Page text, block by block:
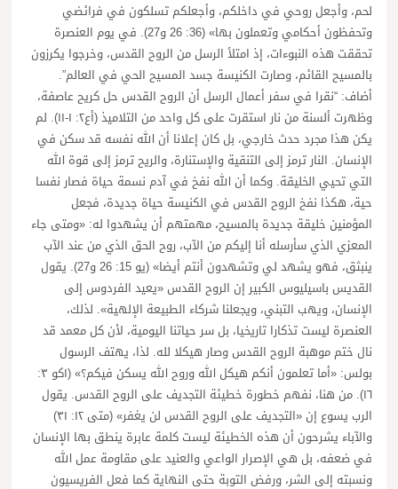
لحم، وأجعل روحي في داخلكم، وأجعلكم تسلكون في فرائضي
وتحفظون أحكامي وتعملون بها» (36: 26 و27). في يوم العنصرة
تحققت هذه النبوءات، إذ امتلأ الرسل من الروح القدس، وخرجوا يكرزون
بالمسيح القائم، وصارت الكنيسة جسد المسيح الحي في العالم”.
أضاف: “نقرا في سفر أعمال الرسل أن الروح القدس حل كريح عاصفة،
وظهرت ألسنة من نار استقرت على كل واحد من التلاميذ (أع٢: ١-١١). لم
يكن هذا مجرد حدث خارجي، بل كان إعلانا أن الله نفسه قد سكن في
الإنسان. النار ترمز إلى التنقية والإستنارة، والريح ترمز إلى قوة الله
التي تحيي الخليقة. وكما أن الله نفخ في آدم نسمة حياة فصار نفسا
حية، هكذا نفخ الروح القدس في الكنيسة حياة جديدة، فجعل
المؤمنين خليقة جديدة بالمسيح، مهمتهم أن يشهدوا له: «ومتى جاء
المعزي الذي سأرسله أنا إليكم من الآب، روح الحق الذي من عند الآب
ينبثق، فهو يشهد لي وتشهدون أنتم أيضا» (يو 15: 26 و27). يقول
القديس باسيليوس الكبير إن الروح القدس «يعيد الفردوس إلى
الإنسان، ويهب التبني، ويجعلنا شركاء الطبيعة الإلهية». لذلك،
العنصرة ليست تذكارا تاريخيا، بل سر حياتنا اليومية، لأن كل معمد قد
نال ختم موهبة الروح القدس وصار هيكلا لله. لذا، يهتف الرسول
بولس: «أما تعلمون أنكم هيكل الله وروح الله يسكن فيكم؟» (١كو ٣:
١٦). من هنا، نفهم خطورة خطيئة التجديف على الروح القدس. يقول
الرب يسوع إن «التجديف على الروح القدس لن يغفر» (متى ١٢: ٣١)
والآباء يشرحون أن هذه الخطيئة ليست كلمة عابرة ينطق بها الإنسان
في ضعفه، بل هي الإصرار الواعي والعنيد على مقاومة عمل الله
ونسبته إلى الشر، ورفض التوبة حتى النهاية كما فعل الفريسيون